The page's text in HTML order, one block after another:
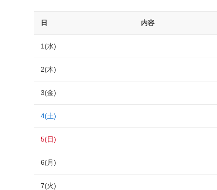
日 内容
1(水)
2(木)
3(金)
4(土)
5(日)
6(月)
7(火)